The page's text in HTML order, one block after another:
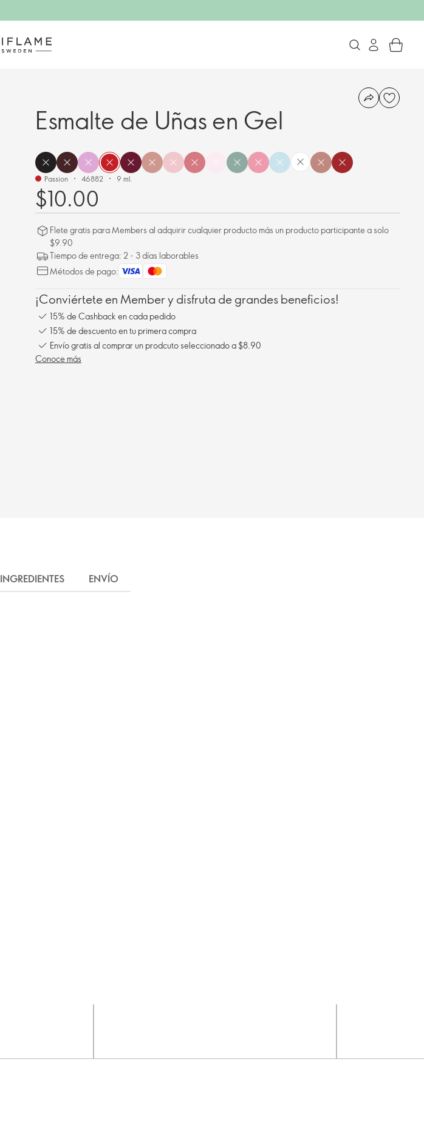
Esmalte de Uñas en Gel
Passion 46882 9 ml.
$10.00
Flete gratis para Members al adquirir cualquier producto más un producto participante a solo
$9.90
Tiempo de entrega: 2 - 3 días laborables
Métodos de pago:
¡Conviértete en Member y disfruta de grandes beneficios!
15% de Cashback en cada pedido
15% de descuento en tu primera compra
Envío gratis al comprar un prodcuto seleccionado a $8.90
Conoce más
INGREDIENTES ENVÍO